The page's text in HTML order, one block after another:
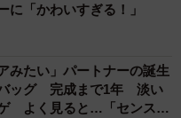
に「かわいすぎる！」
みたい」パートナーの誕生
バッグ 完成まで1年 淡い
よく見ると…「センスす